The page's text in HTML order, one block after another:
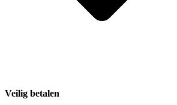
Veilig betalen